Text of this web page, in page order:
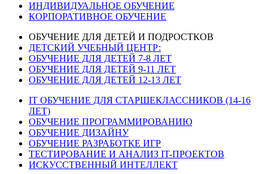
ИНДИВИДУАЛЬНОЕ ОБУЧЕНИЕ
КОРПОРАТИВНОЕ ОБУЧЕНИЕ
ОБУЧЕНИЕ ДЛЯ ДЕТЕЙ И ПОДРОСТКОВ
ДЕТСКИЙ УЧЕБНЫЙ ЦЕНТР:
ОБУЧЕНИЕ ДЛЯ ДЕТЕЙ 7-8 ЛЕТ
ОБУЧЕНИЕ ДЛЯ ДЕТЕЙ 9-11 ЛЕТ
ОБУЧЕНИЕ ДЛЯ ДЕТЕЙ 12-13 ЛЕТ
IT ОБУЧЕНИЕ ДЛЯ СТАРШЕКЛАССНИКОВ (14-16
ЛЕТ)
ОБУЧЕНИЕ ПРОГРАММИРОВАНИЮ
ОБУЧЕНИЕ ДИЗАЙНУ
ОБУЧЕНИЕ РАЗРАБОТКЕ ИГР
ТЕСТИРОВАНИЕ И АНАЛИЗ IT-ПРОЕКТОВ
ИСКУССТВЕННЫЙ ИНТЕЛЛЕКТ